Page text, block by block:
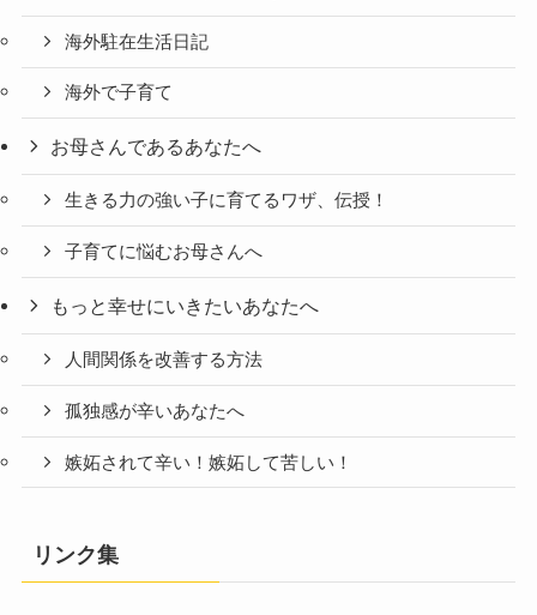
海外駐在生活日記
海外で子育て
お母さんであるあなたへ
生きる力の強い子に育てるワザ、伝授！
子育てに悩むお母さんへ
もっと幸せにいきたいあなたへ
人間関係を改善する方法
孤独感が辛いあなたへ
嫉妬されて辛い！嫉妬して苦しい！
リンク集